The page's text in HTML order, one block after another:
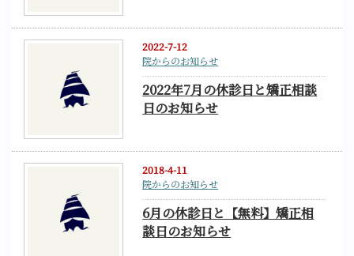
2022-7-12
院からのお知らせ
2022年7月の休診日と矯正相談
日のお知らせ
2018-4-11
院からのお知らせ
6月の休診日と【無料】矯正相
談日のお知らせ